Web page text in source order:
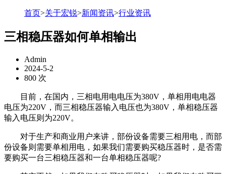
首页>关于宏锐>新闻资讯>行业资讯
三相稳压器如何单相输出
Admin
2024-5-2
800 次
目前，在国内，三相电用电电压为380V，单相用电电器
电压为220V，而三相稳压器输入电压也为380V，单相稳压器
输入电压则为220V。
对于生产和商业用户来讲，部份设备需要三相用电，而部
份设备则需要单相用电，如果我们需要购买稳压器时，是否需
要购买一台三相稳压器和一台单相稳压器呢?